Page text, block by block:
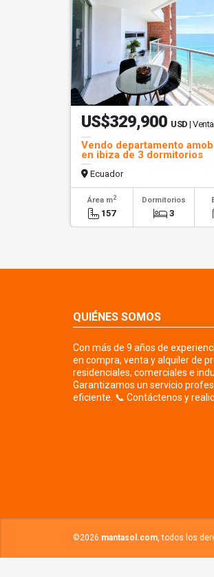
US$329,900 USD | Venta
Vendo departamento
en ibiza de 3 dormitorios
Ecuador
Área m2
157
Dormitorios
3
QUIÉNES SOMOS
Con más de 9 años de
en compra, venta y alquiler de
residenciales, comerciales e
Garantizamos un servicio
eficiente. 📞 Contáctenos y
©2026 mantasol.com, todos los